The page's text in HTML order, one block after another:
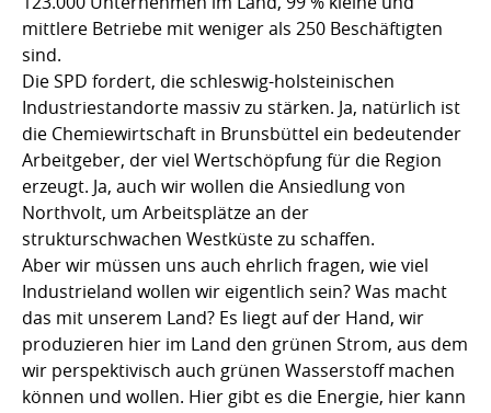
mittlere Betriebe mit weniger als 250 Beschäftigten
sind.
Die SPD fordert, die schleswig-holsteinischen
Industriestandorte massiv zu stärken. Ja, natürlich ist
die Chemiewirtschaft in Brunsbüttel ein bedeutender
Arbeitgeber, der viel Wertschöpfung für die Region
erzeugt. Ja, auch wir wollen die Ansiedlung von
Northvolt, um Arbeitsplätze an der
strukturschwachen Westküste zu schaffen.
Aber wir müssen uns auch ehrlich fragen, wie viel
Industrieland wollen wir eigentlich sein? Was macht
das mit unserem Land? Es liegt auf der Hand, wir
produzieren hier im Land den grünen Strom, aus dem
wir perspektivisch auch grünen Wasserstoff machen
können und wollen. Hier gibt es die Energie, hier kann